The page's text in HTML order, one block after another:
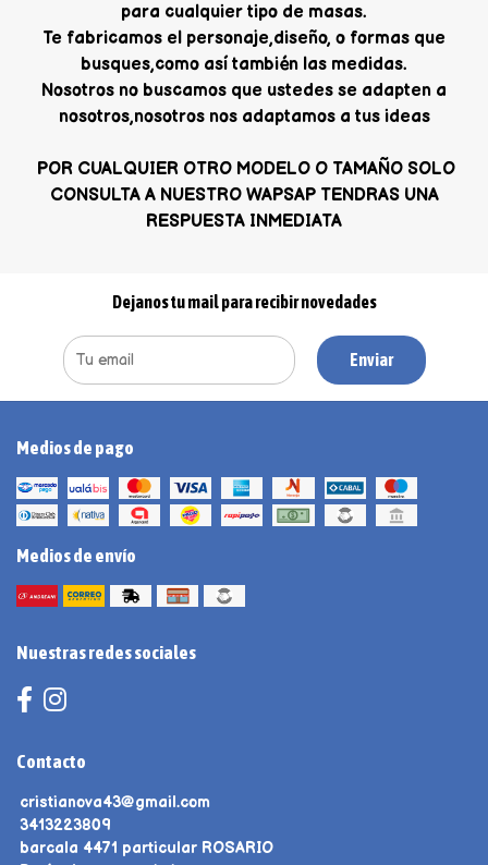
para cualquier tipo de masas.
Te fabricamos el personaje,diseño, o formas que
busques,como así también las medidas.
Nosotros no buscamos que ustedes se adapten a
nosotros,nosotros nos adaptamos a tus ideas
POR CUALQUIER OTRO MODELO O TAMAÑO SOLO
CONSULTA A NUESTRO WAPSAP TENDRAS UNA
RESPUESTA INMEDIATA
Dejanos tu mail para recibir novedades
Enviar
Medios de pago
Medios de envío
Nuestras redes sociales
Contacto
cristianova43@gmail.com
3413223809
barcala 4471 particular ROSARIO